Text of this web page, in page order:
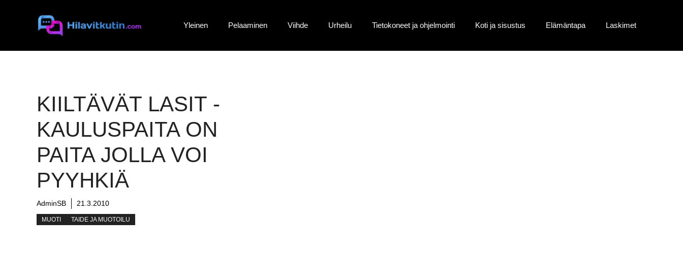
Yleinen Pelaaminen Viihde Urheilu Tietokoneet ja ohjelmointi Koti ja sisustus Elämäntapa Laskimet
KIILTÄVÄT LASIT -
KAULUSPAITA ON
PAITA JOLLA VOI
PYYHKIÄ
AdminSB 21.3.2010
MUOTI TAIDE JA MUOTOILU